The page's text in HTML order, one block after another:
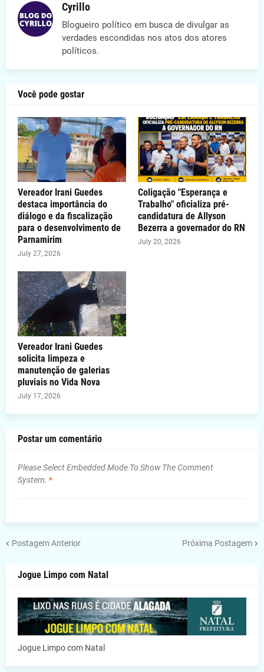
Cyrillo
Blogueiro político em busca de divulgar as
verdades escondidas nos atos dos atores
políticos.
Você pode gostar
Vereador Irani Guedes
destaca importância do
diálogo e da fiscalização
para o desenvolvimento de
Parnamirim
July 27, 2026
Coligação "Esperança e
Trabalho" oficializa pré-
candidatura de Allyson
Bezerra a governador do RN
July 20, 2026
Vereador Irani Guedes
solicita limpeza e
manutenção de galerias
pluviais no Vida Nova
July 17, 2026
Postar um comentário
Please Select Embedded Mode To Show The Comment
System. *
Postagem Anterior Próxima Postagem
Jogue Limpo com Natal
Jogue Limpo com Natal